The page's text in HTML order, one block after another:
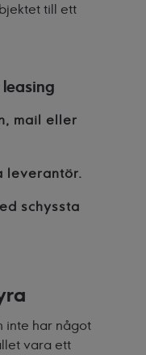
till ett
mail eller
leverantör.
schyssta
inte har något
vara ett